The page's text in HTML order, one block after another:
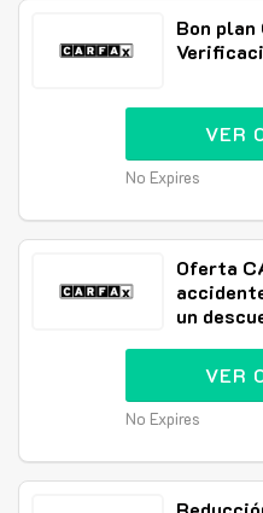
Bon
VER
No Expires
Oferta
un
VER
No Expires